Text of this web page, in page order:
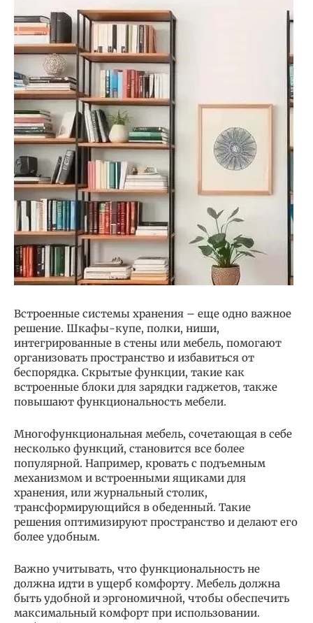
Встроенные системы хранения – еще одно важное
решение. Шкафы-купе, полки, ниши,
интегрированные в стены или мебель, помогают
организовать пространство и избавиться от
беспорядка. Скрытые функции, такие как
встроенные блоки для зарядки гаджетов, также
повышают функциональность мебели.
Многофункциональная мебель, сочетающая в себе
несколько функций, становится все более
популярной. Например, кровать с подъемным
механизмом и встроенными ящиками для
хранения, или журнальный столик,
трансформирующийся в обеденный. Такие
решения оптимизируют пространство и делают его
более удобным.
Важно учитывать, что функциональность не
должна идти в ущерб комфорту. Мебель должна
быть удобной и эргономичной, чтобы обеспечить
максимальный комфорт при использовании.